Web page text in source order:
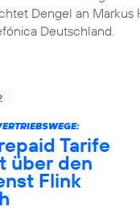
Dengel an Markus
Deutschland.
Tarife
über den
Flink